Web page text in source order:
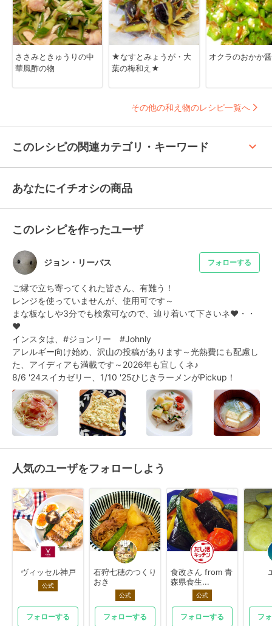
ささみときゅうりの中
華風酢の物
★なすとみょうが・大
葉の梅和え★
オクラのおかか
その他の和え物のレシピ一覧へ
このレシピの関連カテゴリ・キーワード keyboard_arrow_up
あなたにイチオシの商品
このレシピを作ったユーザ
ジョン・リーバス フォローする
ご縁で立ち寄ってくれた皆さん、有難う！
レンジを使っていませんが、使用可です～
まな板なしや3分でも検索可なので、辿り着いて下さいネ❤・・
❤
インスタは、#ジョンリー　#Johnly
アレルギー向け始め、沢山の投稿があります～光熱費にも配慮し
た、アイディアも満載です～2026年も宜しくネ♪
8/6 '24スイカゼリー、1/10 '25ひじきラーメンがPickup！
人気のユーザをフォローしよう
ヴィッセル神戸
公式
フォローする
石狩七穂のつくり
おき
公式
フォローする
食改さん from 青
森県食生...
公式
フォローする フ